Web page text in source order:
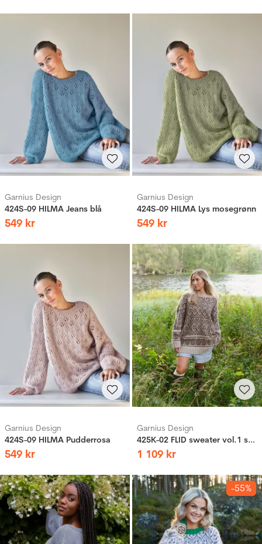
Garnius Design
424S-09 HILMA Jeans blå
549 kr
Garnius Design
424S-09 HILMA Lys mosegrønn
549 kr
Garnius Design
424S-09 HILMA Pudderrosa
549 kr
Garnius Design
425K-02 FLID sweater vol.1 sandig
1 109 kr
-55%